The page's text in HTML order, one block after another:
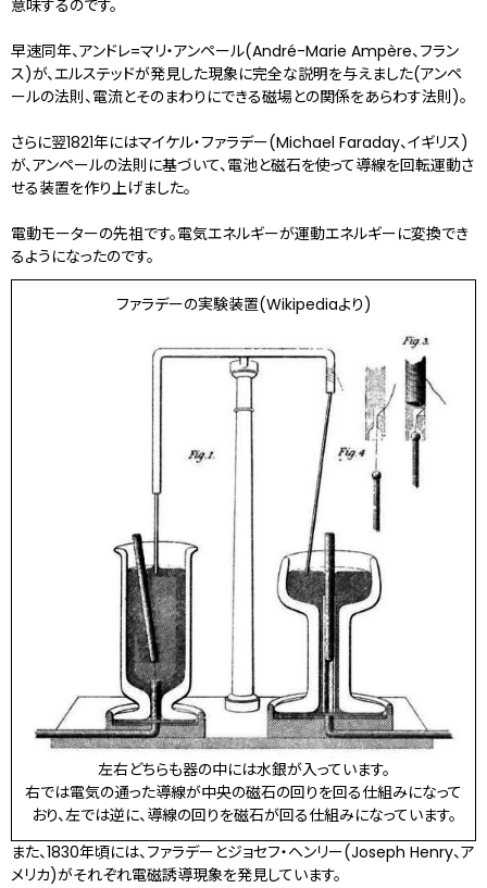
意味するのです。
早速同年、アンドレ=マリ・アンペール(André-Marie Ampère、フラン
ス)が、エルステッドが発見した現象に完全な説明を与えました(アンペ
ールの法則、電流とそのまわりにできる磁場との関係をあらわす法則)。
さらに翌1821年にはマイケル・ファラデー(Michael Faraday、イギリス)
が、アンペールの法則に基づいて、電池と磁石を使って導線を回転運動さ
せる装置を作り上げました。
電動モーターの先祖です。電気エネルギーが運動エネルギーに変換でき
るようになったのです。
ファラデーの実験装置(Wikipediaより)
左右どちらも器の中には水銀が入っています。
右では電気の通った導線が中央の磁石の回りを回る仕組みになって
おり、左では逆に、導線の回りを磁石が回る仕組みになっています。
また、1830年頃には、ファラデーとジョセフ・ヘンリー(Joseph Henry、ア
メリカ)がそれぞれ電磁誘導現象を発見しています。